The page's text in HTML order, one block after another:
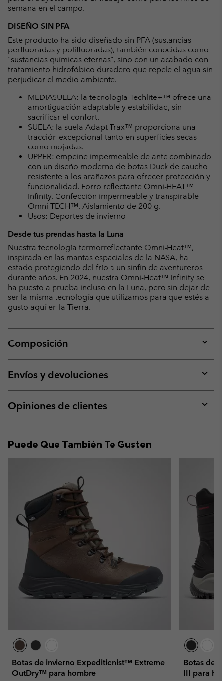
semana en el campo.
DISEÑO SIN PFA
Este producto ha sido diseñado sin PFA (sustancias
perfluoradas y polifluoradas), también conocidas como
"sustancias químicas eternas", sino con un acabado con
tratamiento hidrofóbico duradero que repele el agua sin
perjudicar el medio ambiente.
MEDIASUELA: la tecnología Techlite+™ ofrece una
amortiguación adaptable y estabilidad, sin
sacrificar el confort.
SUELA: la suela Adapt Trax™ proporciona una
tracción excepcional tanto en superficies secas
como mojadas.
UPPER: empeine impermeable de ante combinado
con un diseño moderno de botas Duck de caucho
resistente a los arañazos para ofrecer protección y
funcionalidad. Forro reflectante Omni-HEAT™
Infinity. Confección impermeable y transpirable
Omni-TECH™. Aislamiento de 200 g.
Usos: Deportes de invierno
Desde tus prendas hasta la Luna
Nuestra tecnología termorreflectante Omni-Heat™,
inspirada en las mantas espaciales de la NASA, ha
estado protegiendo del frío a un sinfín de aventureros
durante años. En 2024, nuestra Omni-Heat™ Infinity se
ha puesto a prueba incluso en la Luna, pero sin dejar de
ser la misma tecnología que utilizamos para que estés a
gusto aquí en la Tierra.
Composición
or
Envíos y devoluciones
or
Opiniones de clientes
or
Puede Que También Te Gusten
Botas de invierno Expeditionist™ Extreme
OutDry™ para hombre
Botas de
III para